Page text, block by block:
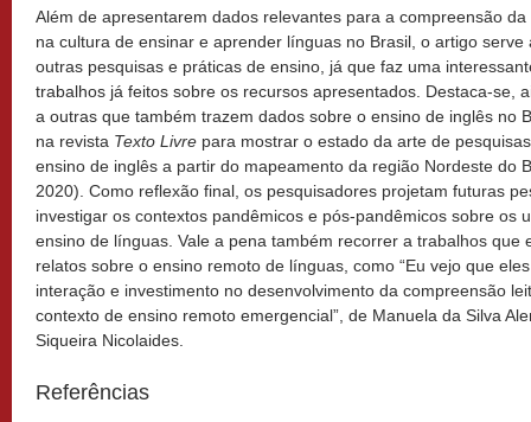
Além de apresentarem dados relevantes para a compreensão
na cultura de ensinar e aprender línguas no Brasil, o artigo
outras pesquisas e práticas de ensino, já que faz uma
trabalhos já feitos sobre os recursos apresentados. Destaca-se,
a outras que também trazem dados sobre o ensino de inglês no
na revista Texto Livre para mostrar o estado da arte de
ensino de inglês a partir do mapeamento da região Nordeste do
2020). Como reflexão final, os pesquisadores projetam futuras
investigar os contextos pandêmicos e pós-pandêmicos sobre os
ensino de línguas. Vale a pena também recorrer a trabalhos que
relatos sobre o ensino remoto de línguas, como “Eu vejo que
interação e investimento no desenvolvimento da compreensão
contexto de ensino remoto emergencial”, de Manuela da Silva
Siqueira Nicolaides.
Referências